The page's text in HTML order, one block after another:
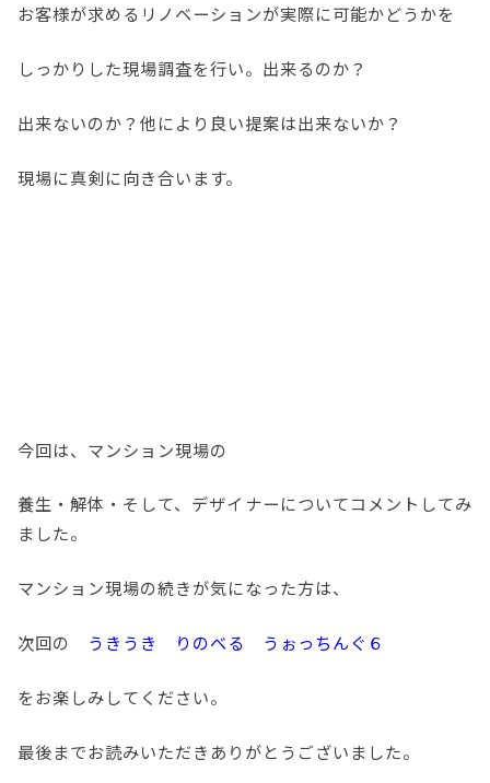
お客様が求めるリノベーションが実際に可能かどうかを
しっかりした現場調査を行い。出来るのか？
出来ないのか？他により良い提案は出来ないか？
現場に真剣に向き合います。
今回は、マンション現場の
養生・解体・そして、デザイナーについてコメントしてみ
ました。
マンション現場の続きが気になった方は、
次回の うきうき りのべる うぉっちんぐ６
をお楽しみしてください。
最後までお読みいただきありがとうございました。